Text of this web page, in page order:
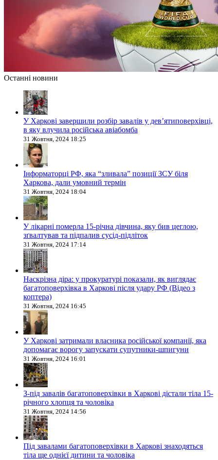
Останні новини
У Харкові завершили розбір завалів у дев’ятиповерхівці,
в яку влучила російська авіабомба
31 Жовтня, 2024 18:25
Інформаторці РФ, яка “зливала” позиції ЗСУ біля
Харкова, дали умовний термін
31 Жовтня, 2024 18:04
У лікарні померла 15-річна дівчина, яку бив цеглою,
зґвалтував та підпалив сусід-підліток
31 Жовтня, 2024 17:14
Наскрізна діра: у прокуратурі показали, як виглядає
багатоповерхівка в Харкові після удару РФ (Відео з
коптера)
31 Жовтня, 2024 16:45
У Харкові затримали власника російської компанії, яка
допомагає ворогу запускати супутники-шпигуни
31 Жовтня, 2024 16:01
З-під завалів багатоповерхівки в Харкові дістали тіла 15-
річного хлопця та чоловіка
31 Жовтня, 2024 14:56
Під завалами багатоповерхівки в Харкові знаходяться
тіла ще однієї дитини та чоловіка